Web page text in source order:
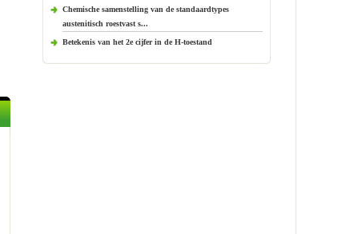
Chemische samenstelling van de standaardtypes
austenitisch roestvast s...
Betekenis van het 2e cijfer in de H-toestand